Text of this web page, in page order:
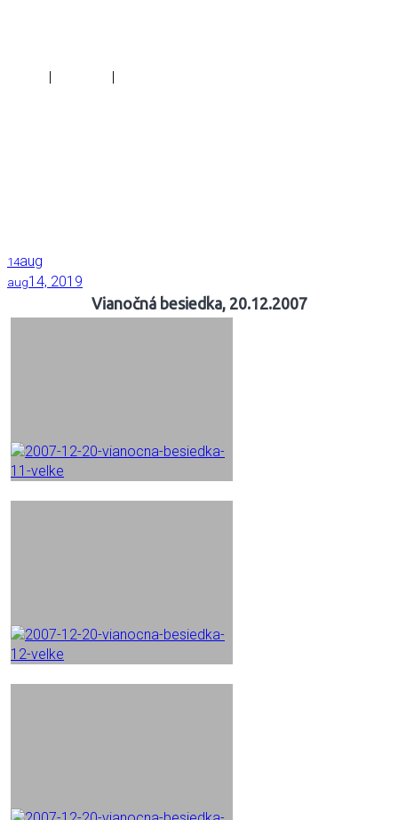
| |
14aug
aug14, 2019
Vianočná besiedka, 20.12.2007